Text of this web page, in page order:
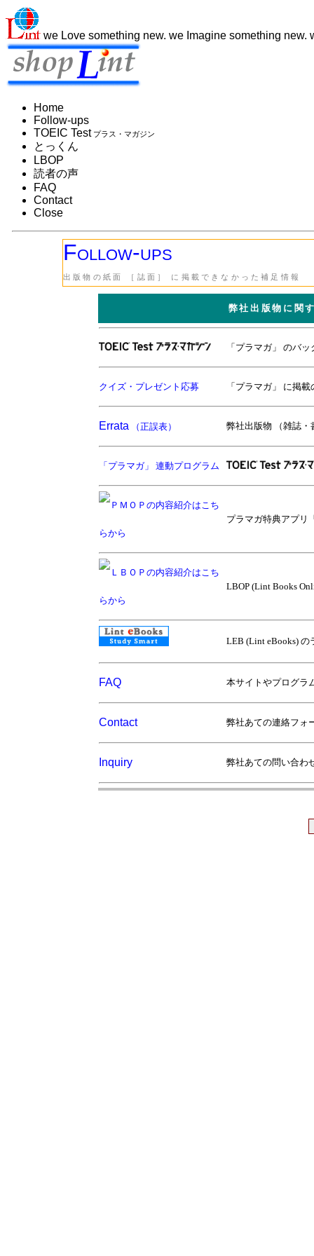
we Love something new. we magine something new.
Home
Follow-ups
TOEIC Testプラス・マガジン
とっくん
LBOP
読者の声
FAQ
Contact
Close
Follow-ups
出版物の紙面 ［誌面］ に掲載できなかった補足情報
弊社出版物に関
「プラマガ」 のバ
クイズ・プレゼント応募 「プラマガ」 に掲
Errata （正誤表） 弊社出版物 （雑誌
「プラマガ」 連動プログラム
プラマガ特典アプリ
LBOP (Lint Books
LEB (Lint eBooks)
FAQ 本サイトやプログラ
Contact 弊社あての連絡フォ
Inquiry 弊社あての問い合わ